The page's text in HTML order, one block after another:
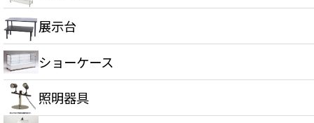
展示台
ショーケース
照明器具